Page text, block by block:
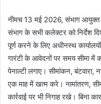
नीमच 13 मई 2026, संभाग
संभाग के सभी कलेक्टर को निर्देश
पूर्ण करने के लिए अधीनस्थ
गारंटी के आवेदनों पर समय सीमा में
पेनाल्टी लगाए। सीमांकन, बंटवारा,
एक माह में खत्म करे। नामांतरण,
कार्रवाई पर भी निगाह रखे। बिना